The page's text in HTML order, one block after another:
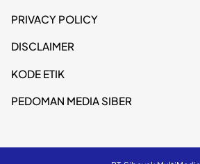
PRIVACY POLICY
DISCLAIMER
KODE ETIK
PEDOMAN MEDIA SIBER